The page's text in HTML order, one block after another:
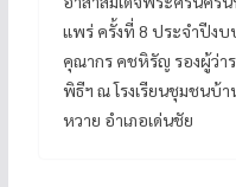
แพร่ ครั้งที่ 8 ประจำปีงบ
คุณากร คชหิรัญ รองผู้ว่า
พิธีฯ ณ โรงเรียนชุมชนบ้
หวาย อำเภอเด่นชัย